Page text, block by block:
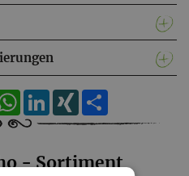
WhatsApp
LinkedIn
XING
- Sortiment